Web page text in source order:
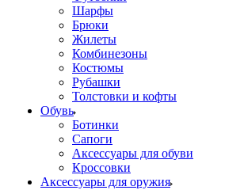
Шарфы
Брюки
Жилеты
Комбинезоны
Костюмы
Рубашки
Толстовки и кофты
Обувь
Ботинки
Сапоги
Аксессуары для обуви
Кроссовки
Аксессуары для оружия